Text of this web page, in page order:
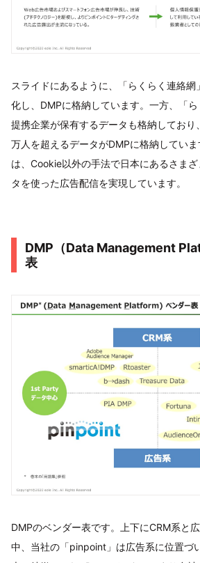
スライドにあるように、「らくらく連絡網
化し、DMPに格納しています。一方、「
提携企業が保有するデータも格納してお
万人を超えるデータがDMPに格納してい
は、Cookie以外の手法で日本にあるさま
タを使った広告配信を実現しています。
DMP（Data Management
表
DMPのベンダー表です。上下にCRM系と
中、当社の「pinpoint」は広告系に位置づ